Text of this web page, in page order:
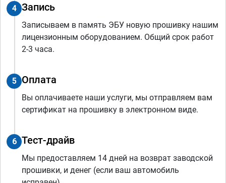
4 Запись
Записываем в память ЭБУ новую прошивку нашим
лицензионным оборудованием. Общий срок работ
2-3 часа.
5 Оплата
Вы оплачиваете наши услуги, мы отправляем вам
сертификат на прошивку в электронном виде.
6 Тест-драйв
Мы предоставляем 14 дней на возврат заводской
прошивки, и денег (если ваш автомобиль